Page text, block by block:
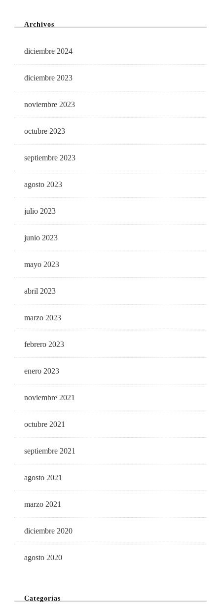
Archivos
diciembre 2024
diciembre 2023
noviembre 2023
octubre 2023
septiembre 2023
agosto 2023
julio 2023
junio 2023
mayo 2023
abril 2023
marzo 2023
febrero 2023
enero 2023
noviembre 2021
octubre 2021
septiembre 2021
agosto 2021
marzo 2021
diciembre 2020
agosto 2020
Categorías